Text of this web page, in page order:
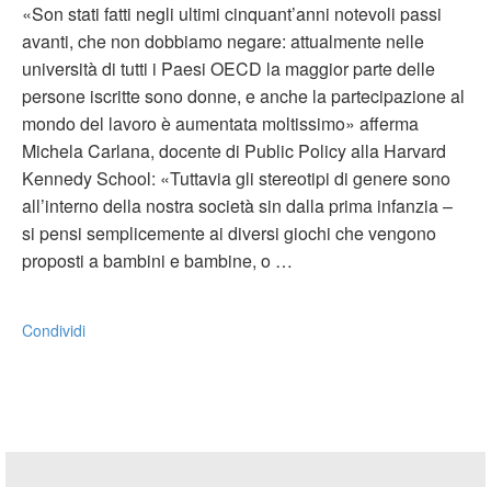
«Son stati fatti negli ultimi cinquant’anni notevoli passi
avanti, che non dobbiamo negare: attualmente nelle
università di tutti i Paesi OECD la maggior parte delle
persone iscritte sono donne, e anche la partecipazione al
mondo del lavoro è aumentata moltissimo» afferma
Michela Carlana, docente di Public Policy alla Harvard
Kennedy School: «Tuttavia gli stereotipi di genere sono
all’interno della nostra società sin dalla prima infanzia –
si pensi semplicemente ai diversi giochi che vengono
proposti a bambini e bambine, o …
Condividi